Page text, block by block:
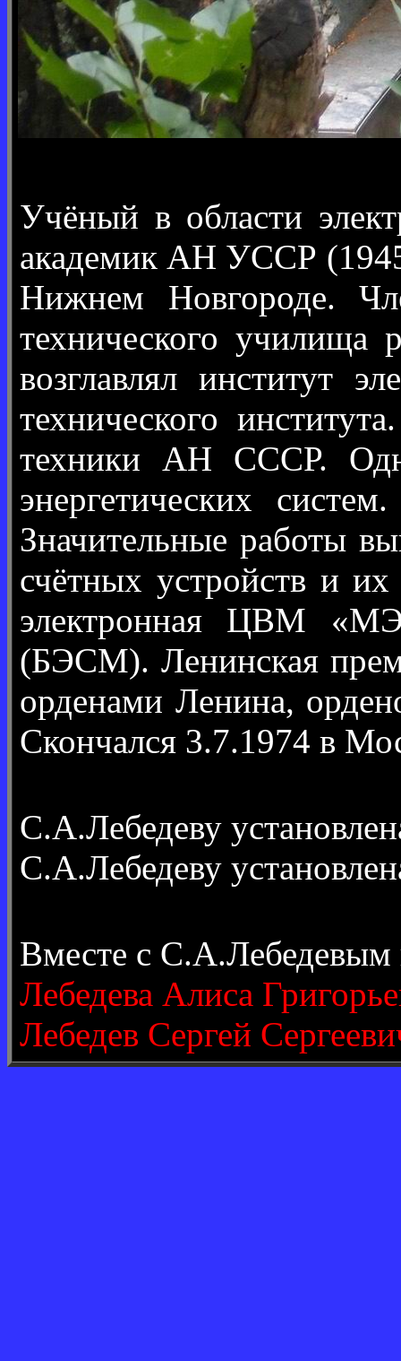
Учёный в области
академик АН УССР
Нижнем Новгороде.
технического училища
возглавлял институт
технического
техники АН СССР.
энергетических
Значительные работы
счётных устройств и их
электронная ЦВМ
(БЭСМ). Ленинская
орденами Ленина,
Скончался 3.7.1974 в
С.А.Лебедеву
С.А.Лебедеву
Вместе с
Лебедева Алиса
Лебедев Сергей